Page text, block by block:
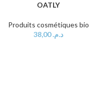
OATLY
Produits cosmétiques bio
د.م.38,00